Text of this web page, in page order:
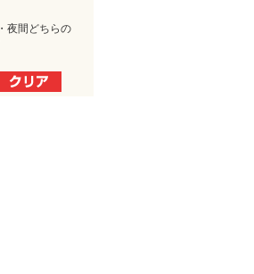
夜間どちらの